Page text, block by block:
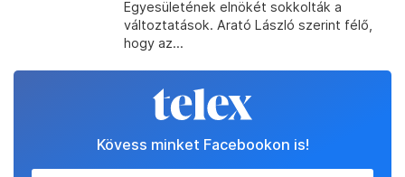
Egyesületének elnökét sokkolták a
változtatások. Arató László szerint félő,
hogy az...
Kövess minket Facebookon is!